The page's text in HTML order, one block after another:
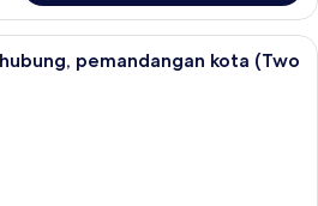
pemandangan kota (Two